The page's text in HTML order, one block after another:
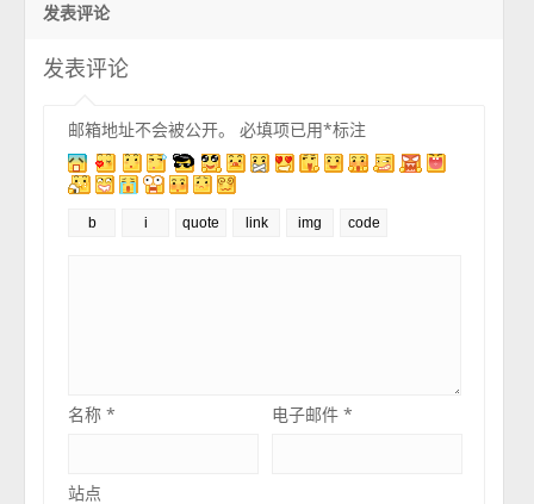
发表评论
发表评论
邮箱地址不会被公开。 必填项已用*标注
名称* 电子邮件*
站点